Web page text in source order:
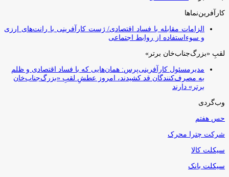
کارآفرین‌نماها
الزامات مقابله با فساد اقتصادی/ ژست کارآفرینی با رانت‌های ارزی
و سوءاستفاده از روابط اجتماعی
لقبِ «بزرگ‌جناب‌خان برتر»
مدیرمسئول کارآفرینی‌پرس: همان‌هایی که با فساد اقتصادی و ظلم
به مصرف‌کنندگان قد کشیدند، امروز عطشِ لقبِ «بزرگ‌جناب‌خان
برتر» دارند
وب‌گردی
حس هفتم
شرکت چترا محرک
سیکلت کالا
سیکلت بانک